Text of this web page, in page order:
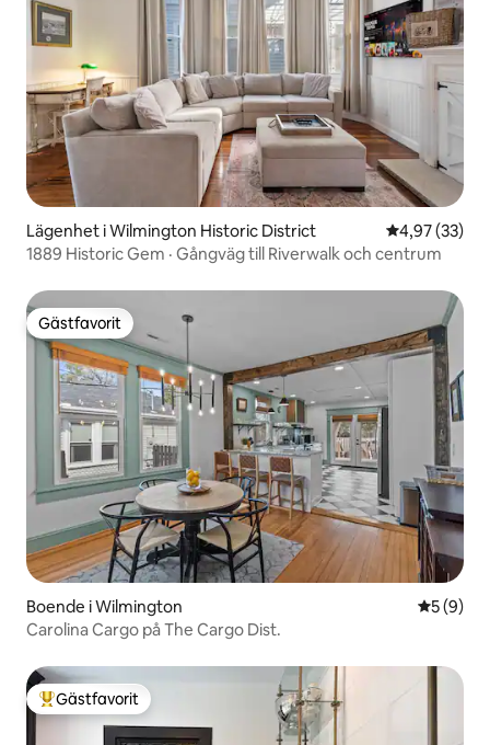
Lägenhet i Wilmington Historic District 4,97 av 5 i
4,97 (33)
1889 Historic Gem · Gångväg till Riverwalk och centrum
Gästfavorit
Gästfavorit
Boende i Wilmington 5 av 5 i
5 (9)
Carolina Cargo på The Cargo Dist.
Populär gästfavorit
Gästfavorit